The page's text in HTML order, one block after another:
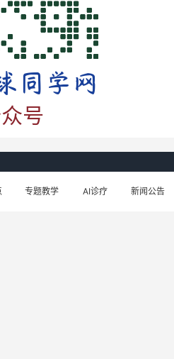
医学目标
专题教学 AI诊疗 新闻公告